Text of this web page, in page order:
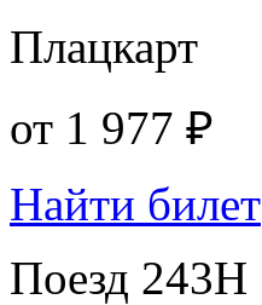
Плацкарт
от 1 977 ₽
Найти билет
Поезд 243Н